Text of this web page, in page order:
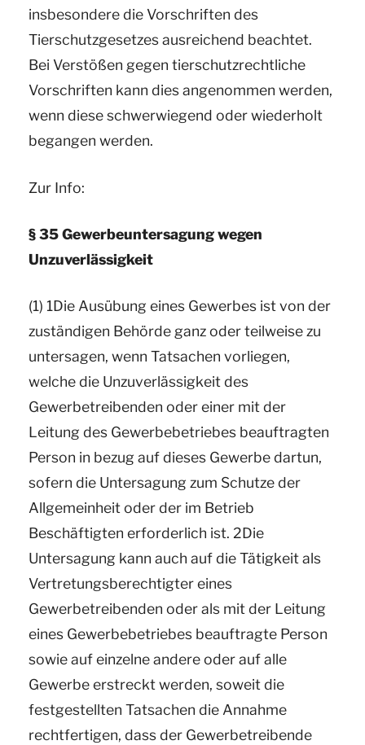
insbesondere die Vorschriften des
Tierschutzgesetzes ausreichend beachtet.
Bei Verstößen gegen tierschutzrechtliche
Vorschriften kann dies angenommen werden,
wenn diese schwerwiegend oder wiederholt
begangen werden.
Zur Info:
§ 35 Gewerbeuntersagung wegen
Unzuverlässigkeit
(1) 1Die Ausübung eines Gewerbes ist von der
zuständigen Behörde ganz oder teilweise zu
untersagen, wenn Tatsachen vorliegen,
welche die Unzuverlässigkeit des
Gewerbetreibenden oder einer mit der
Leitung des Gewerbebetriebes beauftragten
Person in bezug auf dieses Gewerbe dartun,
sofern die Untersagung zum Schutze der
Allgemeinheit oder der im Betrieb
Beschäftigten erforderlich ist. 2Die
Untersagung kann auch auf die Tätigkeit als
Vertretungsberechtigter eines
Gewerbetreibenden oder als mit der Leitung
eines Gewerbebetriebes beauftragte Person
sowie auf einzelne andere oder auf alle
Gewerbe erstreckt werden, soweit die
festgestellten Tatsachen die Annahme
rechtfertigen, dass der Gewerbetreibende